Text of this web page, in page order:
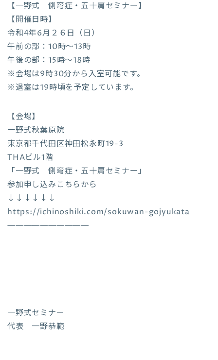
【一野式 側弯症・五十肩セミナー】
【開催日時】
令和4年6月２６日（日）
午前の部：10時〜13時
午後の部：15時〜18時
※会場は9時30分から入室可能です。
※退室は19時頃を予定しています。
【会場】
一野式秋葉原院
東京都千代田区神田松永町19-3
THAビル1階
「一野式 側弯症・五十肩セミナー」
参加申し込みこちらから
↓↓↓↓↓↓
https://ichinoshiki.com/sokuwan-gojyukata
——————————
一野式セミナー
代表 一野恭範